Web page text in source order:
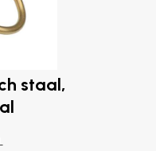
staal,